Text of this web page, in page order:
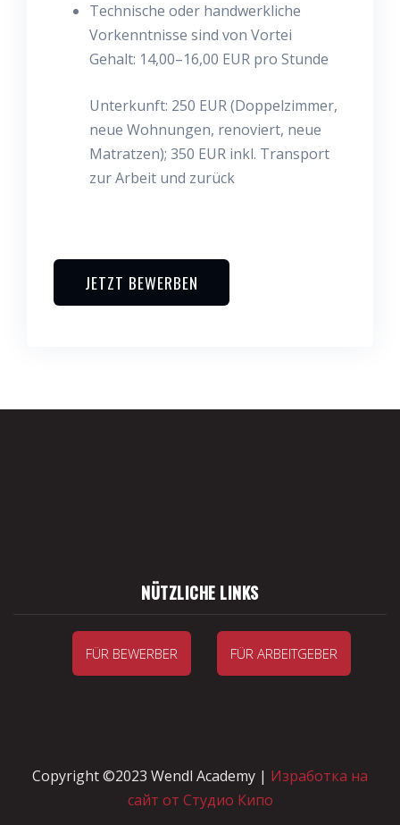
Technische oder handwerkliche
Vorkenntnisse sind von Vortei
Gehalt: 14,00–16,00 EUR pro Stunde
Unterkunft: 250 EUR (Doppelzimmer,
neue Wohnungen, renoviert, neue
Matratzen); 350 EUR inkl. Transport
zur Arbeit und zurück
NÜTZLICHE LINKS
FÜR BEWERBER FÜR ARBEITGEBER
Copyright ©2023 Wendl Academy | Изработка на
сайт от Студио Кипо